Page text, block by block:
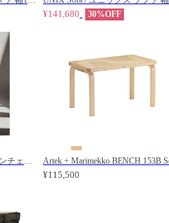
¥141,680 30%OFF
SERIES 7 TAILORED / セブンチェア テーラード 3107T / FRITZ HANSEN / フリッツ・ハンセン
¥115,500